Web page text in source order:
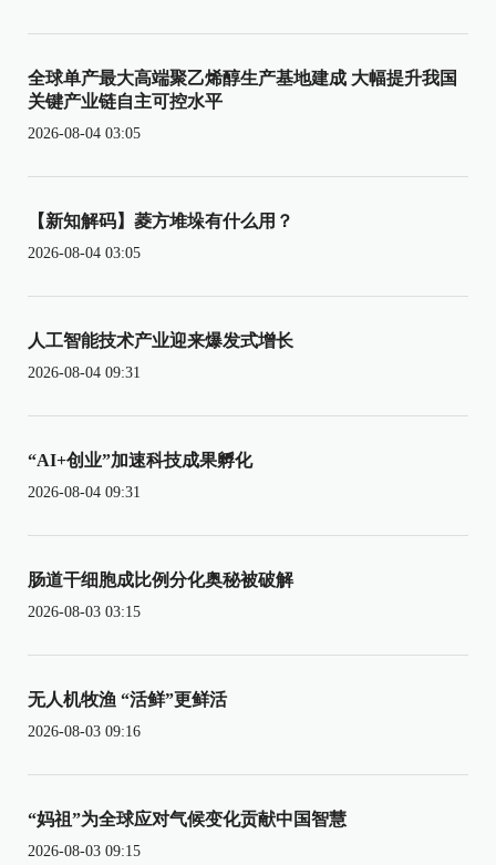
全球单产最大高端聚乙烯醇生产基地建成 大幅提升我国
关键产业链自主可控水平
2026-08-04 03:05
【新知解码】菱方堆垛有什么用？
2026-08-04 03:05
人工智能技术产业迎来爆发式增长
2026-08-04 09:31
“AI+创业”加速科技成果孵化
2026-08-04 09:31
肠道干细胞成比例分化奥秘被破解
2026-08-03 03:15
无人机牧渔 “活鲜”更鲜活
2026-08-03 09:16
“妈祖”为全球应对气候变化贡献中国智慧
2026-08-03 09:15